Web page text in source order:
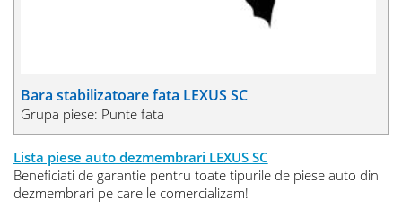
Bara stabilizatoare fata LEXUS SC
Grupa piese: Punte fata
Lista piese auto dezmembrari LEXUS SC
Beneficiati de garantie pentru toate tipurile de piese auto din
dezmembrari pe care le comercializam!